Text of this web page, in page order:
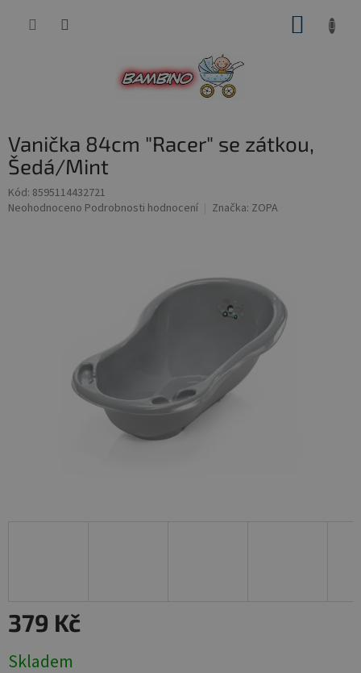
Vanička 84cm "Racer" se zátkou,
Šedá/Mint
Kód: 8595114432721
Průměrné
Neohodnoceno Podrobnosti hodnocení Značka: ZOPA
379 Kč
cena:
Skladem